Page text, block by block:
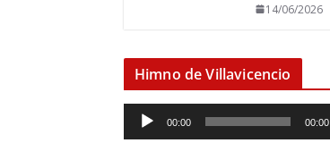
14/06/2026
Himno de Villavicencio
e
00:00 00:00